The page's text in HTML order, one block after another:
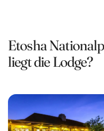
Etosha
liegt die Lodge?